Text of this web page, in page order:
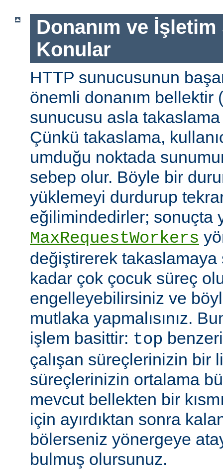
Donanım ve
Konular
HTTP sunucusunun
önemli donanım bellektir
sunucusu asla takaslama
Çünkü takaslama,
umduğu noktada
sebep olur. Böyle bir
yüklemeyi durdurup
eğilimindedirler; sonuçta
MaxRequestWorkers
değiştirerek
kadar çok çocuk süreç
engelleyebilirsiniz ve
mutlaka yapmalısınız.
işlem basittir: top
çalışan süreçlerinizin bir
süreçlerinizin ortalama
mevcut bellekten bir
için ayırdıktan sonra
bölerseniz yönergeye
bulmuş olursunuz.